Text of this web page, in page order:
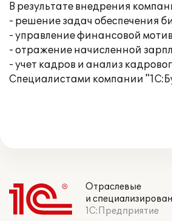
В результате внедрения
- решение задач обеспечения
- управление финансовой
- отражение начисленной
- учет кадров и анализ
Специалистами компании
Отраслевые
и
1С:Предприятие